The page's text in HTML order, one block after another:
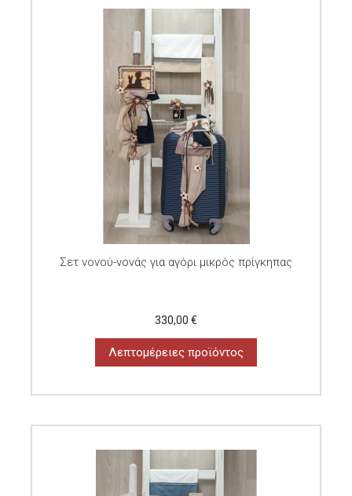
Σετ νονού-νονάς για αγόρι μικρός πρίγκηπας
330,00 €
Λεπτομέρειες προϊόντος